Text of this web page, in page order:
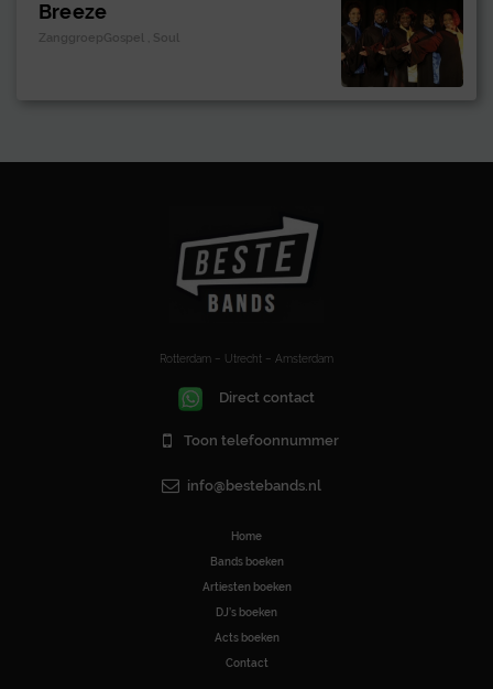
Breeze
ZanggroepGospel , Soul
Rotterdam – Utrecht – Amsterdam
Direct contact
Toon telefoonnummer
info@bestebands.nl
Home
Bands boeken
Artiesten boeken
DJ’s boeken
Acts boeken
Contact